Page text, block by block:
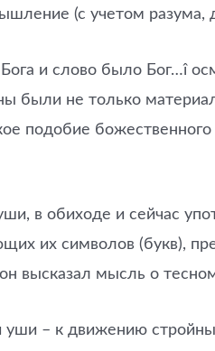
(с учетом разума,
и слово было Бог…î
были не только
подобие
в обиходе и сейчас
их символов (букв),
высказал мысль о
– к движению